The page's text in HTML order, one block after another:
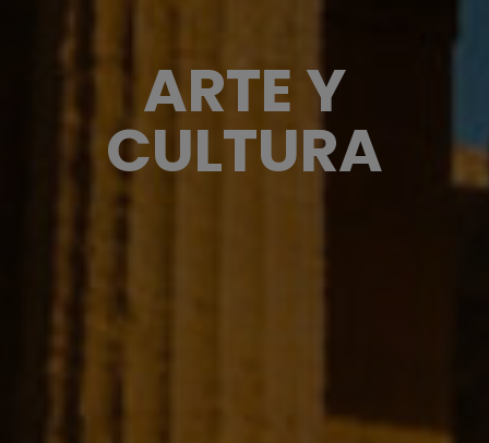
ARTE Y
CULTURA